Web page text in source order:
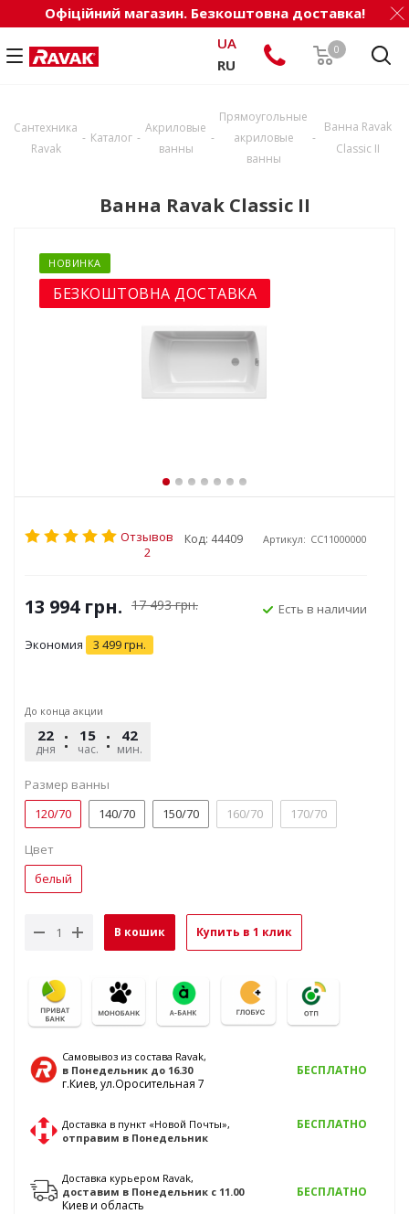
Офіційний магазин. Безкоштовна доставка!
0
UA
RU
Сантехника
Ravak
- Каталог -
Акриловые
ванны
-
Прямоугольные
акриловые
ванны
-
Ванна Ravak
Classic II
Ванна Ravak Classic II
НОВИНКА
БЕЗКОШТОВНА ДОСТАВКА
Отзывов
2
Код: 44409 Артикул: CC11000000
13 994грн. 17 493грн.
Экономия 3 499грн.
Есть в наличии
До конца акции
22
дня
15
час.
42
мин.
Размер ванны
120/70
140/70 150/70 160/70 170/70
Цвет
белый
В кошик Купить в 1 клик
Самовывоз из состава Ravak,
в Понедельник до 16.30
г.Киев, ул.Оросительная 7
БЕСПЛАТНО
Доставка в пункт «Новой Почты»,
отправим в Понедельник
БЕСПЛАТНО
Доставка курьером Ravak,
доставим в Понедельник с 11.00
Киев и область
БЕСПЛАТНО